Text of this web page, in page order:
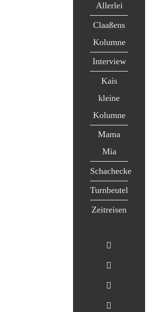
Allerlei
Claaßens
Kolumne
Interview
Kais
kleine
Kolumne
Mama
Mia
Schachecke
Turnbeutel
Zeitreisen